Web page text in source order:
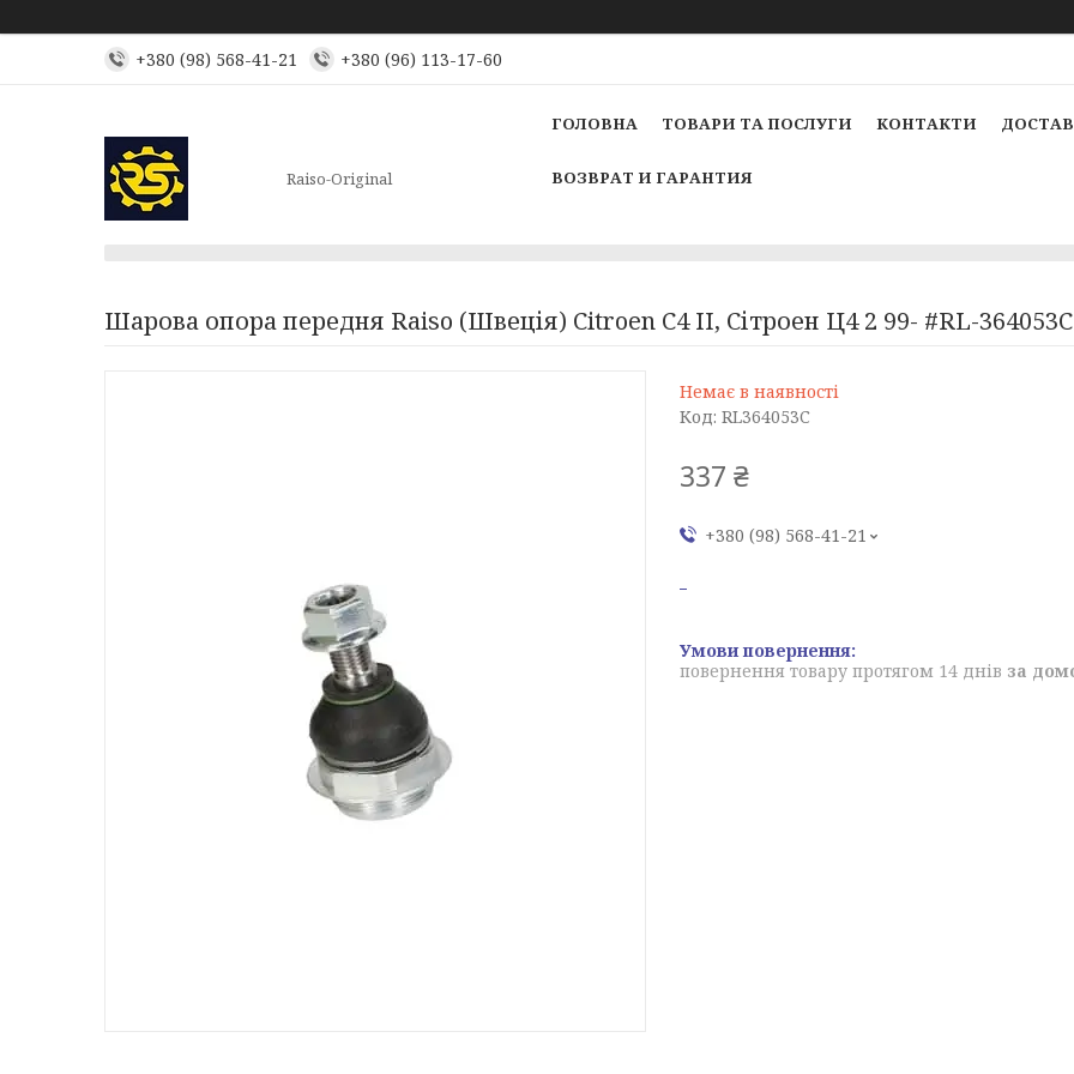
+380 (98) 568-41-21 +380 (96) 113-17-60
Raiso-Original
ГОЛОВНА ТОВАРИ ТА ПОСЛУГИ КОНТАКТИ
ВОЗВРАТ И ГАРАНТИЯ
Шарова опора передня Raiso (Швеція) Citroen C4 II, Сітроен Ц4 2 99- #RL-
Немає в наявності
Код: RL364053C
337 ₴
+380 (98) 568-41-21
повернення товару протягом 14 днів за